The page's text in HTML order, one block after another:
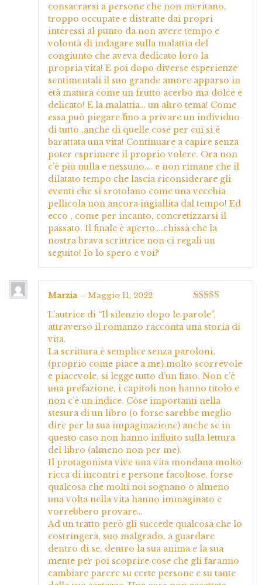
consacrarsi a persone che non meritano,
troppo occupate e distratte dai propri
interessi al punto da non avere tempo e
volontà di indagare sulla malattia del
congiunto che aveva dedicato loro la
propria vita! E poi dopo diverse esperienze
sentimentali il suo grande amore apparso in
età matura come un frutto acerbo ma dolce e
delicato! E la malattia… un altro tema! Come
essa può piegare fino a privare un individuo
di tutto ,anche di quelle cose per cui si è
barattata una vita! Continuare a capire senza
poter esprimere il proprio volere. Ora non
c’è più nulla e nessuno…. e non rimane che il
dilatato tempo che lascia riconsiderare gli
eventi che si srotolano come una vecchia
pellicola non ancora ingiallita dal tempo! Ed
ecco , come per incanto, concretizzarsi il
passato. Il finale è aperto….chissà che la
nostra brava scrittrice non ci regali un
seguito! Io lo spero e voi?
Valutato
Marzia – Maggio 11, 2022
L’autrice di “Il silenzio dopo le parole”,
attraverso il romanzo racconta una storia di
vita.
La scrittura è semplice senza paroloni,
(proprio come piace a me) molto scorrevole
e piacevole, si legge tutto d’un fiato. Non c’è
una prefazione, i capitoli non hanno titolo e
non c’è un indice. Cose importanti nella
stesura di un libro (o forse sarebbe meglio
dire per la sua impaginazione) anche se in
questo caso non hanno influito sulla lettura
del libro (almeno non per me).
Il protagonista vive una vita mondana molto
ricca di incontri e persone facoltose, forse
qualcosa che molti noi sognano o almeno
una volta nella vita hanno immaginato e
vorrebbero provare…
Ad un tratto però gli succede qualcosa che lo
costringerà, suo malgrado, a guardare
dentro di se, dentro la sua anima e la sua
mente per poi scoprire cose che gli faranno
cambiare parere su certe persone e su tante